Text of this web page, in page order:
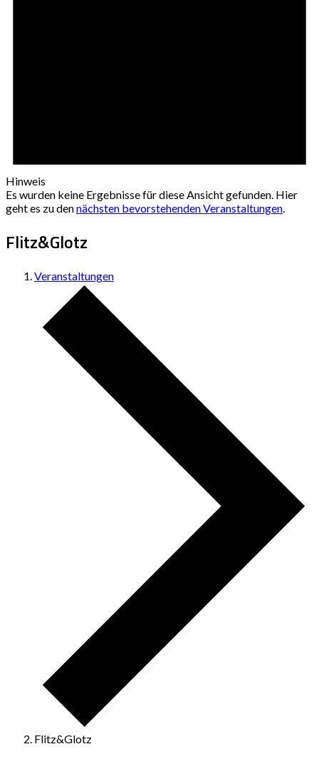
Hinweis
Es wurden keine Ergebnisse für diese Ansicht gefunden. Hier
geht es zu dennächsten bevorstehenden Veranstaltungen.
Flitz&Glotz
Veranstaltungen
Flitz&Glotz